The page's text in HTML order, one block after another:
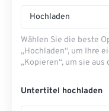
Hochladen
Wählen Sie die beste
„Hochladen“, um Ihre
„Kopieren“, um sie
Untertitel hochladen